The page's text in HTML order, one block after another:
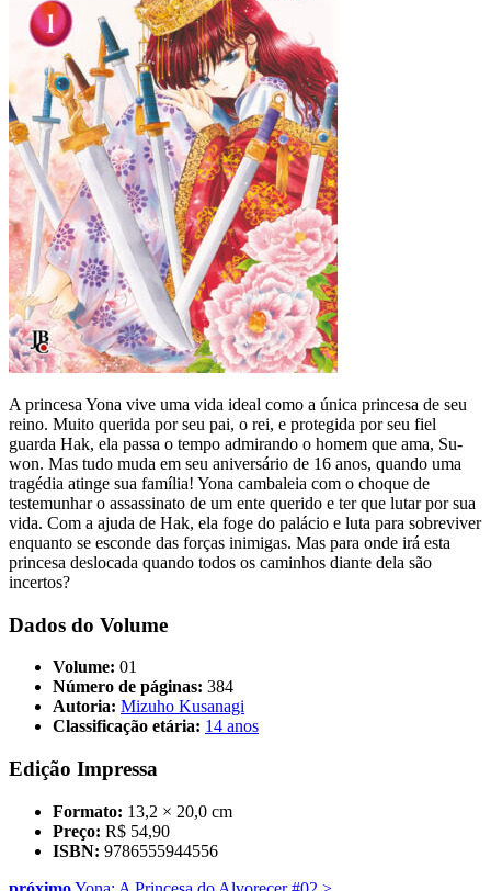
A princesa Yona vive uma vida ideal como a única princesa de seu
reino. Muito querida por seu pai, o rei, e protegida por seu fiel
guarda Hak, ela passa o tempo admirando o homem que ama, Su-
won. Mas tudo muda em seu aniversário de 16 anos, quando uma
tragédia atinge sua família! Yona cambaleia com o choque de
testemunhar o assassinato de um ente querido e ter que lutar por sua
vida. Com a ajuda de Hak, ela foge do palácio e luta para sobreviver
enquanto se esconde das forças inimigas. Mas para onde irá esta
princesa deslocada quando todos os caminhos diante dela são
incertos?
Dados do Volume
Volume: 01
Número de páginas: 384
Autoria: Mizuho Kusanagi
Classificação etária: 14 anos
Edição Impressa
Formato: 13,2 × 20,0 cm
Preço: R$ 54,90
ISBN: 9786555944556